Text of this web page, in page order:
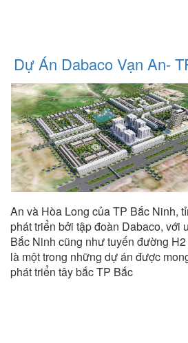
Dự Án Dabaco Vạn An-
An và Hòa Long của TP Bắc Ninh,
phát triển bởi tập đoàn Dabaco, với
Bắc Ninh cũng như tuyến đường
là một trong những dự án được
phát triển tây bắc TP Bắc